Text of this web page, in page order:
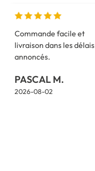
Commande facile et
livraison dans les délais
annoncés.
PASCAL M.
2026-08-02